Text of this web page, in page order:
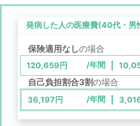
発病した人の医療費(40代 ・ 男
保険適用なしの場合
120,659円 /年間
自己負担割合3割の場合
36,197円 /年間